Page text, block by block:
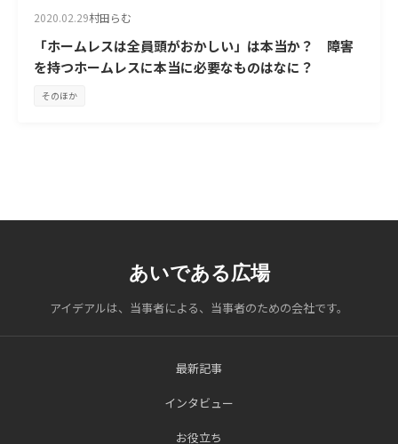
2020.02.29村田らむ
「ホームレスは全員頭がおかしい」は本当か？ 障害
を持つホームレスに本当に必要なものはなに？
そのほか
あいである広場
アイデアルは、当事者による、当事者のための会社です。
最新記事
インタビュー
お役立ち